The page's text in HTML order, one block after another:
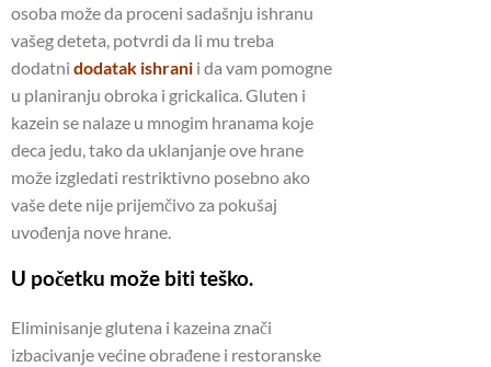
osoba može da proceni sadašnju ishranu
vašeg deteta, potvrdi da li mu treba
dodatni dodatak ishrani i da vam pomogne
u planiranju obroka i grickalica. Gluten i
kazein se nalaze u mnogim hranama koje
deca jedu, tako da uklanjanje ove hrane
može izgledati restriktivno posebno ako
vaše dete nije prijemčivo za pokušaj
uvođenja nove hrane.
U početku može biti teško.
Eliminisanje glutena i kazeina znači
izbacivanje većine obrađene i restoranske